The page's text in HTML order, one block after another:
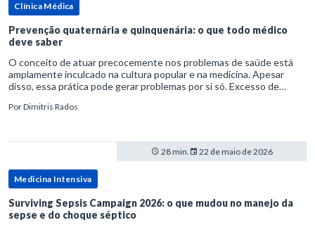
Clínica Médica
Prevenção quaternária e quinquenária: o que todo médico
deve saber
O conceito de atuar precocemente nos problemas de saúde está
amplamente inculcado na cultura popular e na medicina. Apesar
disso, essa prática pode gerar problemas por si só. Excesso de
PorDimitris Rados
28 min. 22 de maio de 2026
Medicina Intensiva
Surviving Sepsis Campaign 2026: o que mudou no manejo da
sepse e do choque séptico